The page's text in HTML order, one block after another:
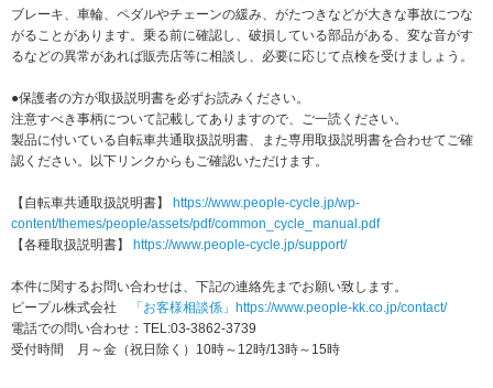
ブレーキ、車輪、ペダルやチェーンの緩み、がたつきなどが大きな事故につな
がることがあります。乗る前に確認し、破損している部品がある、変な音がす
るなどの異常があれば販売店等に相談し、必要に応じて点検を受けましょう。
●保護者の方が取扱説明書を必ずお読みください。
注意すべき事柄について記載してありますので、ご一読ください。
製品に付いている自転車共通取扱説明書、また専用取扱説明書を合わせてご確
認ください。以下リンクからもご確認いただけます。
【自転車共通取扱説明書】
https://www.people-cycle.jp/wp-
content/themes/people/assets/pdf/common_cycle_manual.pdf
【各種取扱説明書】
https://www.people-cycle.jp/support/
本件に関するお問い合わせは、下記の連絡先までお願い致します。
ピープル株式会社
「お客様相談係」https://www.people-kk.co.jp/contact/
電話での問い合わせ：TEL:03-3862-3739
受付時間 月～金（祝日除く）10時～12時/13時～15時